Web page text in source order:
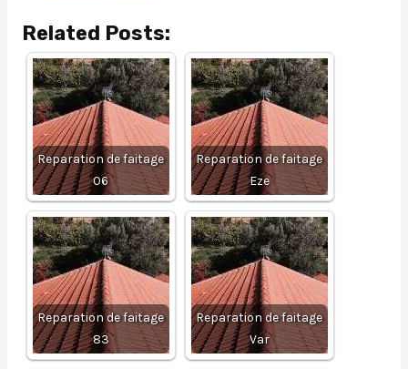
Related Posts:
Reparation de faitage
06
Reparation de faitage
Eze
Reparation de faitage
83
Reparation de faitage
Var